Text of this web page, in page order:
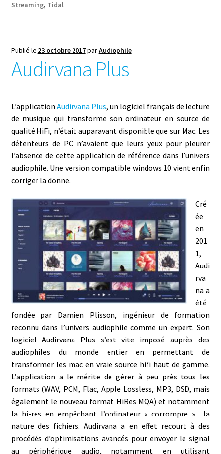
Streaming, Tidal
Publié le 23 octobre 2017parAudiophile
Audirvana Plus
L’applicationAudirvana Plus, un logiciel français de lecture
de musique qui transforme son ordinateur en source de
qualité HiFi, n’était auparavant disponible que sur Mac. Les
détenteurs de PC n’avaient que leurs yeux pour pleurer
l’absence de cette application de référence dans l’univers
audiophile. Une version compatible windows 10 vient enfin
corriger la donne.
Cré
ée
en
201
1,
Audi
rva
na a
été
fondée par Damien Plisson, ingénieur de formation
reconnu dans l’univers audiophile comme un expert. Son
logiciel Audirvana Plus s’est vite imposé auprès des
audiophiles du monde entier en permettant de
transformer les mac en vraie source hifi haut de gamme.
L’application a le mérite de gérer à peu près tous les
formats (WAV, PCM, Flac, Apple Lossless, MP3, DSD, mais
également le nouveau format HiRes MQA) et notamment
la hi-res en empêchant l’ordinateur « corrompre » la
nature des fichiers. Audirvana a en effet recourt à des
procédés d’optimisations avancés pour envoyer le signal
au périphérique audio, notamment en utilisant